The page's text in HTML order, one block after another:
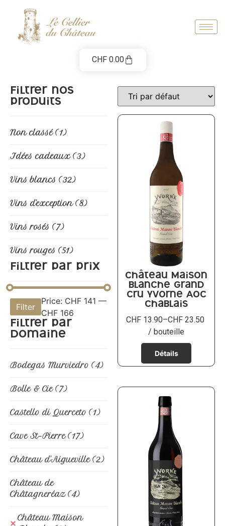
CHF0.00
Filtrer nos
produits
Non classé (1)
Idées cadeaux (3)
Vins blancs (32)
Vins d'exception(8)
Vins rosés (7)
Vins rouges (51)
Filtrer par prix
Filter
Price: CHF 141 —
CHF 166
Filtrer par
domaine
Bodegas Murviedro (4)
Bolle & Cie (7)
Castello di Querceto (1)
Cave St-Pierre (17)
Château d'Aigueville (2)
Château de
Châtagneréaz (4)
Château Maison
Château Maison
Blanche Grand
Cru Yvorne AOC
Chablais
CHF 13.90–CHF 23.50
/ bouteille